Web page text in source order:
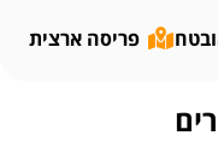
פריסה ארצית